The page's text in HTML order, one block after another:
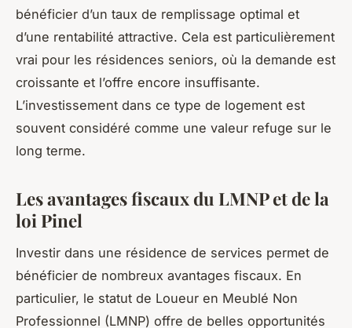
bénéficier d’un taux de remplissage optimal et
d’une rentabilité attractive. Cela est particulièrement
vrai pour les résidences seniors, où la demande est
croissante et l’offre encore insuffisante.
L’investissement dans ce type de logement est
souvent considéré comme une valeur refuge sur le
long terme.
Les avantages fiscaux du LMNP et de la
loi Pinel
Investir dans une résidence de services permet de
bénéficier de nombreux avantages fiscaux. En
particulier, le statut de Loueur en Meublé Non
Professionnel (LMNP) offre de belles opportunités